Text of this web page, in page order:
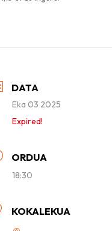
DATA
Eka 03 2025
Expired!
ORDUA
18:30
KOKALEKUA